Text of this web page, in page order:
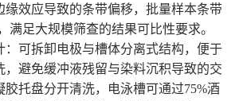
缘效应导致的条带偏移，批量样本条带
满足大规模筛查的结果可比性要求。
：可拆卸电极与槽体分离式结构，便于
，避免缓冲液残留与染料沉积导致的交
胶托盘分开清洗，电泳槽可通过75%酒